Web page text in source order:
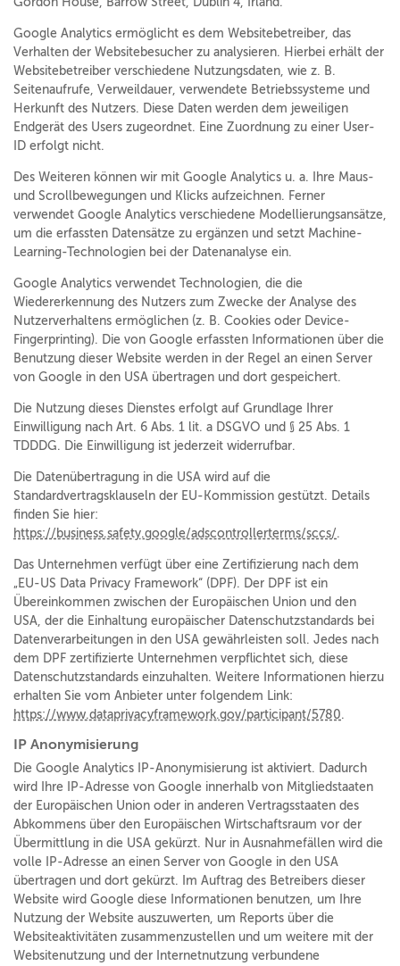
Google Analytics ermöglicht es dem Websitebetreiber, das
Verhalten der Websitebesucher zu analysieren. Hierbei erhält der
Websitebetreiber verschiedene Nutzungsdaten, wie z. B.
Seitenaufrufe, Verweildauer, verwendete Betriebssysteme und
Herkunft des Nutzers. Diese Daten werden dem jeweiligen
Endgerät des Users zugeordnet. Eine Zuordnung zu einer User-
ID erfolgt nicht.
Des Weiteren können wir mit Google Analytics u. a. Ihre Maus-
und Scrollbewegungen und Klicks aufzeichnen. Ferner
verwendet Google Analytics verschiedene Modellierungsansätze,
um die erfassten Datensätze zu ergänzen und setzt Machine-
Learning-Technologien bei der Datenanalyse ein.
Google Analytics verwendet Technologien, die die
Wiedererkennung des Nutzers zum Zwecke der Analyse des
Nutzerverhaltens ermöglichen (z. B. Cookies oder Device-
Fingerprinting). Die von Google erfassten Informationen über die
Benutzung dieser Website werden in der Regel an einen Server
von Google in den USA übertragen und dort gespeichert.
Die Nutzung dieses Dienstes erfolgt auf Grundlage Ihrer
Einwilligung nach Art. 6 Abs. 1 lit. a DSGVO und § 25 Abs. 1
TDDDG. Die Einwilligung ist jederzeit widerrufbar.
Die Datenübertragung in die USA wird auf die
Standardvertragsklauseln der EU-Kommission gestützt. Details
finden Sie hier:
https://business.safety.google/adscontrollerterms/sccs/.
Das Unternehmen verfügt über eine Zertifizierung nach dem
„EU-US Data Privacy Framework“ (DPF). Der DPF ist ein
Übereinkommen zwischen der Europäischen Union und den
USA, der die Einhaltung europäischer Datenschutzstandards bei
Datenverarbeitungen in den USA gewährleisten soll. Jedes nach
dem DPF zertifizierte Unternehmen verpflichtet sich, diese
Datenschutzstandards einzuhalten. Weitere Informationen hierzu
erhalten Sie vom Anbieter unter folgendem Link:
https://www.dataprivacyframework.gov/participant/5780.
IP Anonymisierung
Die Google Analytics IP-Anonymisierung ist aktiviert. Dadurch
wird Ihre IP-Adresse von Google innerhalb von Mitgliedstaaten
der Europäischen Union oder in anderen Vertragsstaaten des
Abkommens über den Europäischen Wirtschaftsraum vor der
Übermittlung in die USA gekürzt. Nur in Ausnahmefällen wird die
volle IP-Adresse an einen Server von Google in den USA
übertragen und dort gekürzt. Im Auftrag des Betreibers dieser
Website wird Google diese Informationen benutzen, um Ihre
Nutzung der Website auszuwerten, um Reports über die
Websiteaktivitäten zusammenzustellen und um weitere mit der
Websitenutzung und der Internetnutzung verbundene